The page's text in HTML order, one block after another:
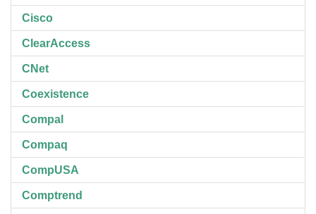
Cisco
ClearAccess
CNet
Coexistence
Compal
Compaq
CompUSA
Comptrend